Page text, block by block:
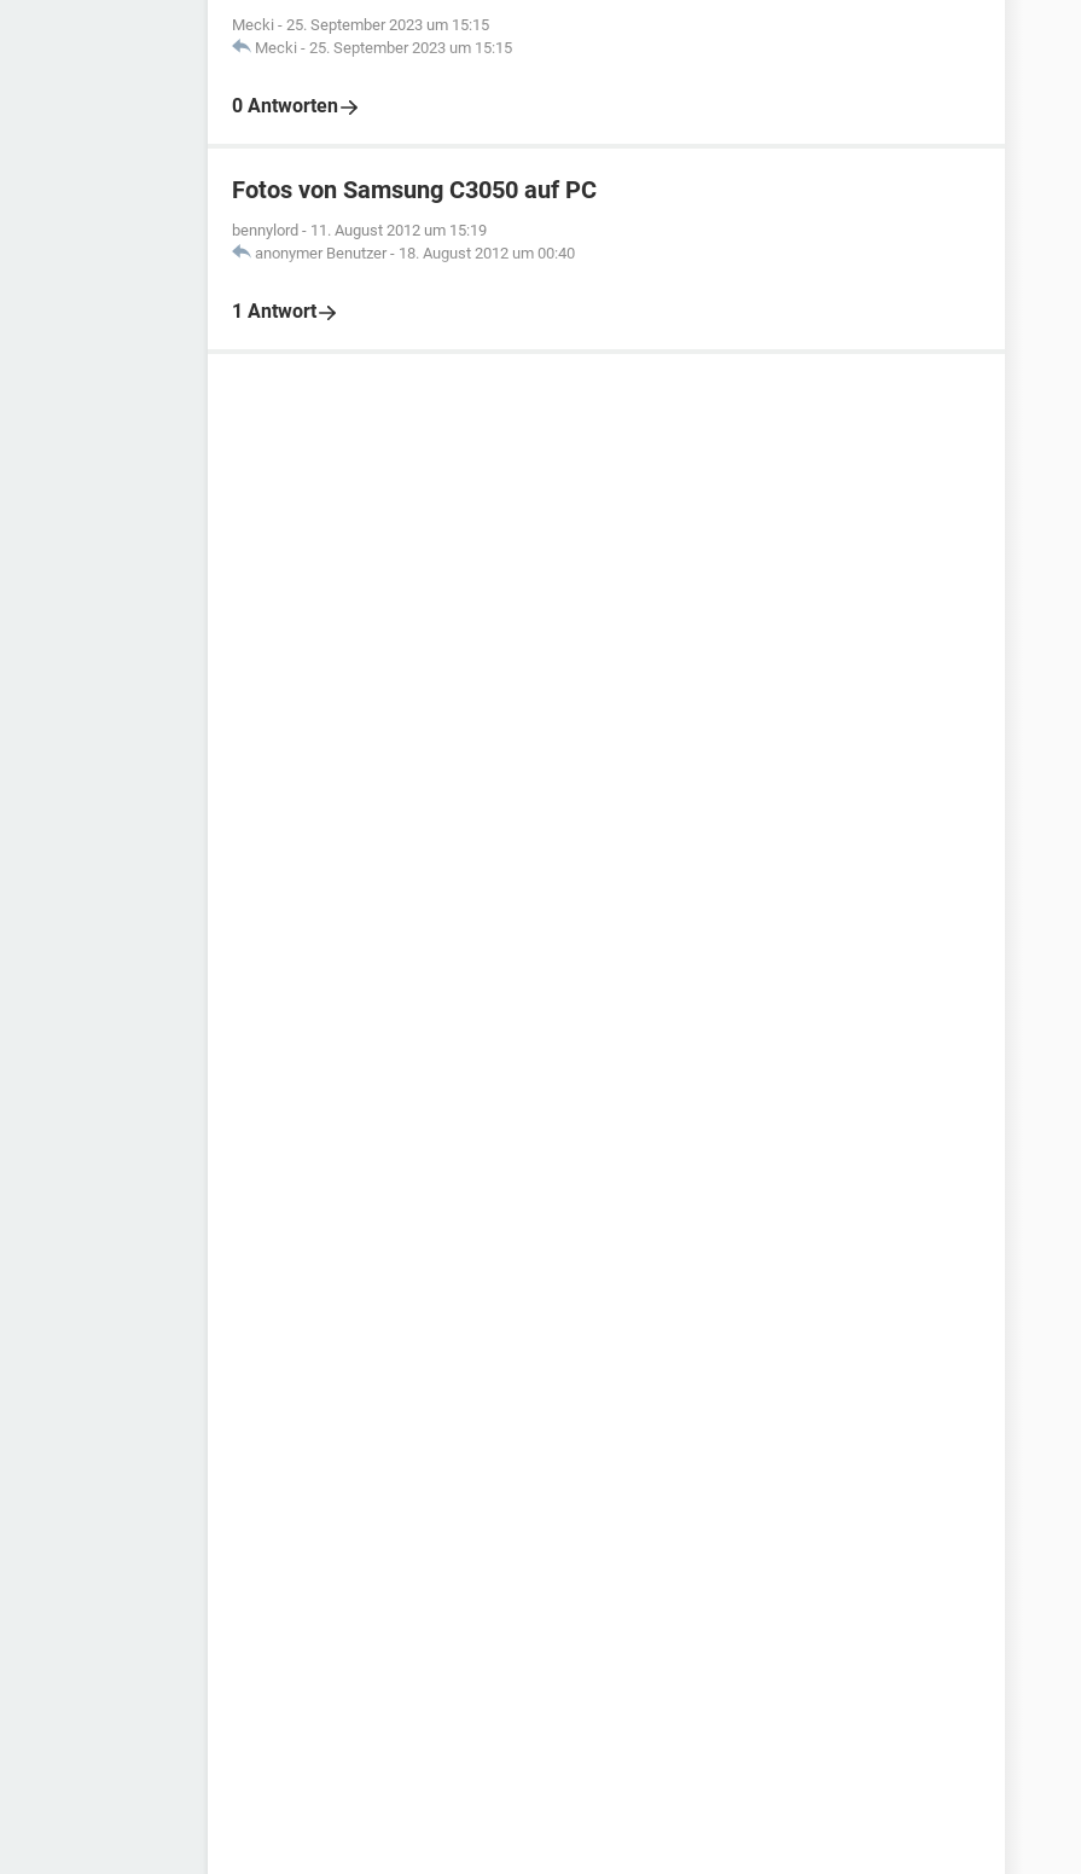
Mecki - 25. September 2023 um 15:15
Mecki - 25. September 2023 um 15:15
0 Antworten
Fotos von Samsung C3050 auf PC
bennylord - 11. August 2012 um 15:19
anonymer Benutzer - 18. August 2012 um 00:40
1 Antwort